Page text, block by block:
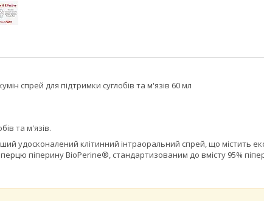
спрей для підтримки суглобів та м'язів 60 мл
та м'язів.
удосконалений клітинний інтраоральний спрей, що містить
перцю піперину BioPerine®, стандартизованим до вмісту 95%